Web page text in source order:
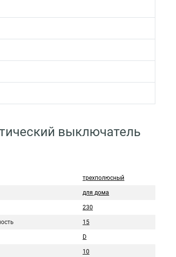
выключатель
трехполюсный
для дома
230
15
D
10